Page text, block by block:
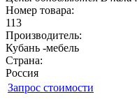
Номер товара:
113
Производитель:
Кубань -мебель
Страна:
Россия
Запрос стоимости